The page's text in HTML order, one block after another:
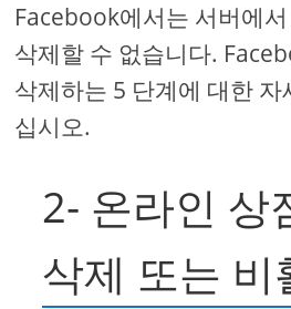
Facebook에서는 서버에
삭제할 수 없습니다.
삭제하는 5 단계에 대한
십시오.
2- 온라인 상
삭제 또는 비